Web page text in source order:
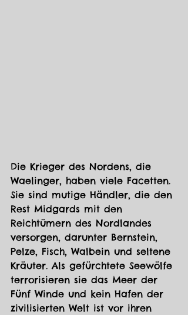
Die Krieger des Nordens, die
Waelinger, haben viele Facetten.
Sie sind mutige Händler, die den
Rest Midgards mit den
Reichtümern des Nordlandes
versorgen, darunter Bernstein,
Pelze, Fisch, Walbein und seltene
Kräuter. Als gefürchtete Seewölfe
terrorisieren sie das Meer der
Fünf Winde und kein Hafen der
zivilisierten Welt ist vor ihren